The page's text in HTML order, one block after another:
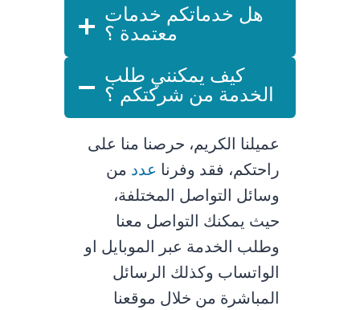
هل خدماتكم خدمات
معتمدة ؟
كيف يمكنني طلب
الخدمة من شركتكم ؟
عميلنا الكريم، حرصنا منا على
راحتكم، فقد وفرنا عدد من
وسائل التواصل المختلفة،
حيث يمكنك التواصل معنا
وطلب الخدمة عبر الموبايل او
الواتساب وكذلك الرسائل
المباشرة من خلال موقعنا